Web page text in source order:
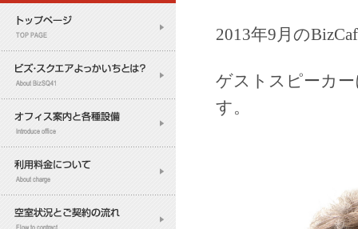
2013年9月の
ゲストスピーカ
す。